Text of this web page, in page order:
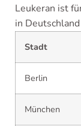
Leukeran ist
in
Stadt
Berlin
München